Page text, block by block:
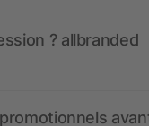
? allbranded